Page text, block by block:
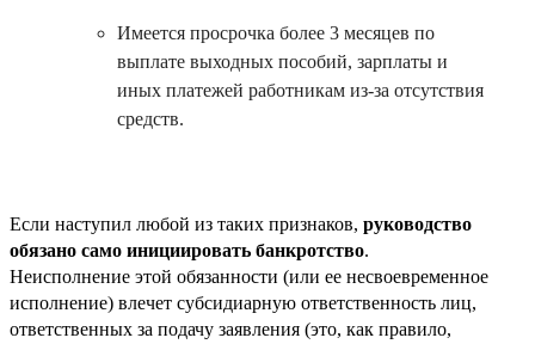
Имеется просрочка более 3 месяцев по
выплате выходных пособий, зарплаты и
иных платежей работникам из-за отсутствия
средств.
Если наступил любой из таких признаков, руководство
обязано само инициировать банкротство.
Неисполнение этой обязанности (или ее несвоевременное
исполнение) влечет субсидиарную ответственность лиц,
ответственных за подачу заявления (это, как правило,